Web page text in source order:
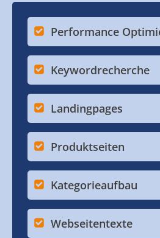
Performance
Keywordrecherche
Landingpages
Produktseiten
Kategorieaufbau
Webseitentexte